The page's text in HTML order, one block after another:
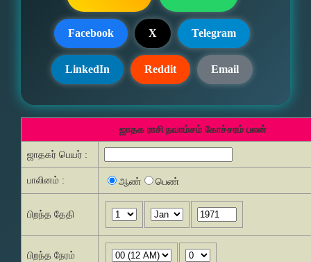
Facebook X Telegram
LinkedIn Reddit Email
ஜாதக ராசி நவாம்சம் கோச்சரம் பலன்
ஜாதகர் பெயர் :
பாலினம் : ஆண் பெண்
பிறந்த தேதி
பிறந்த நேரம்